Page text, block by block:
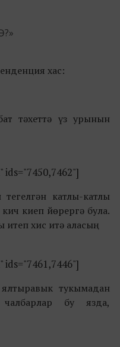
хас:
тәхеттә үз урынын
катлы-катлы
киеп йөрергә була.
хис итә аласың.
тукымадан
бу язда,